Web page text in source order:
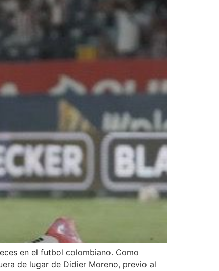
en el futbol colombiano. Como
de lugar de Didier Moreno, previo al